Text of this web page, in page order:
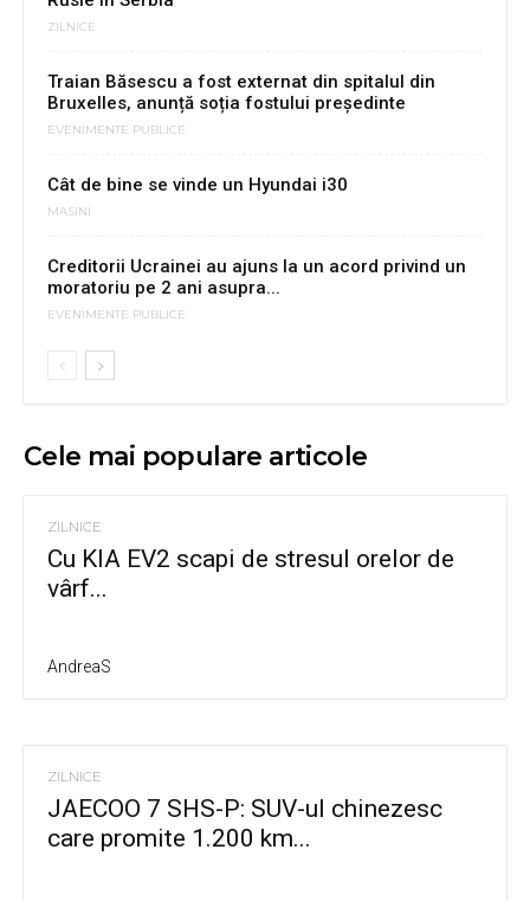
ZILNICE
Traian Băsescu a fost externat din spitalul din
Bruxelles, anunță soția fostului președinte
EVENIMENTE PUBLICE
Cât de bine se vinde un Hyundai i30
MASINI
Creditorii Ucrainei au ajuns la un acord privind un
moratoriu pe 2 ani asupra...
EVENIMENTE PUBLICE
Cele mai populare articole
ZILNICE
Cu KIA EV2 scapi de stresul orelor de
vârf...
AndreaS
ZILNICE
JAECOO 7 SHS-P: SUV-ul chinezesc
care promite 1.200 km...